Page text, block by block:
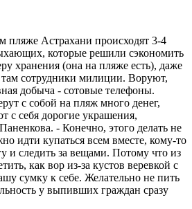
пляже Астрахани происходят 3-4
которые решили сэкономить
хранения (она на пляже есть), даже
сотрудники милиции. Воруют,
добыча - сотовые телефоны.
с собой на пляж много денег,
с себя дорогие украшения,
- Конечно, этого делать не
идти купаться всем вместе, кому-то
и следить за вещами. Потому что из
как вор из-за кустов веревкой с
сумку к себе. Желательно не пить
у выпивших граждан сразу